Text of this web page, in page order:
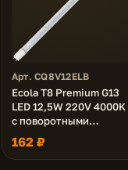
Арт. CQ8V12ELB
Ecola T8 Premium G13
LED 12,5W 220V 4000K
с поворотными
цоколями (прозрачное
стекло) 605x28
(упак.инд./8/24)
162 ₽